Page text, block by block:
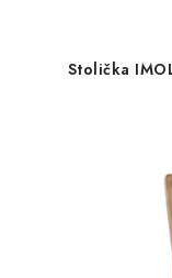
Stolička